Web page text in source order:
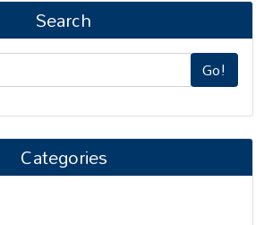
Search
Go!
Categories